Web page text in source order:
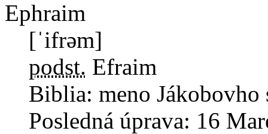
Ephraim
[ˈifrəm]
podst. Efraim
Biblia: meno Jákobovho
Posledná úprava: 16